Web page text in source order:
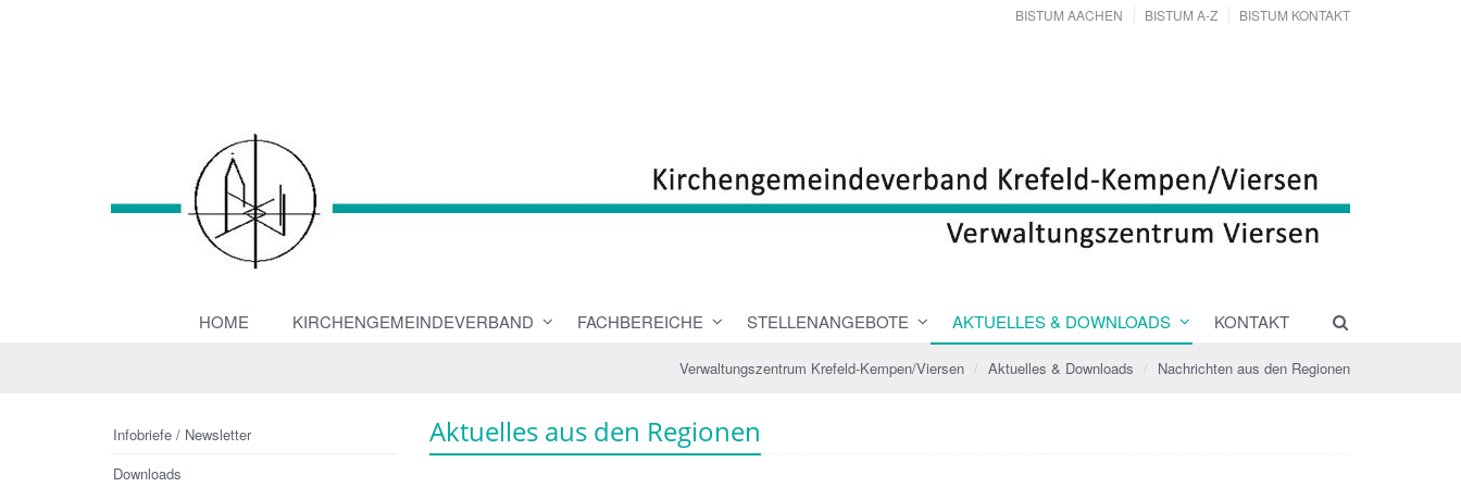
BISTUM AACHEN BISTUM A-Z BISTUM KONTAKT
HOME KIRCHENGEMEINDEVERBAND FACHBEREICHE STELLENANGEBOTE AKTUELLES & DOWNLOADS KONTAKT
Verwaltungszentrum Krefeld-Kempen/Viersen Aktuelles & Downloads Nachrichten aus den Regionen
Aktuelles aus den Regionen
Infobriefe / Newsletter
Downloads